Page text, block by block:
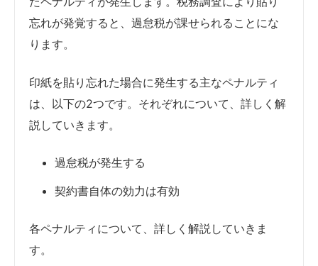
忘れが発覚すると、過怠税が課せられることにな
ります。
印紙を貼り忘れた場合に発生する主なペナルティ
は、以下の2つです。それぞれについて、詳しく解
説していきます。
過怠税が発生する
契約書自体の効力は有効
各ペナルティについて、詳しく解説していきま
す。